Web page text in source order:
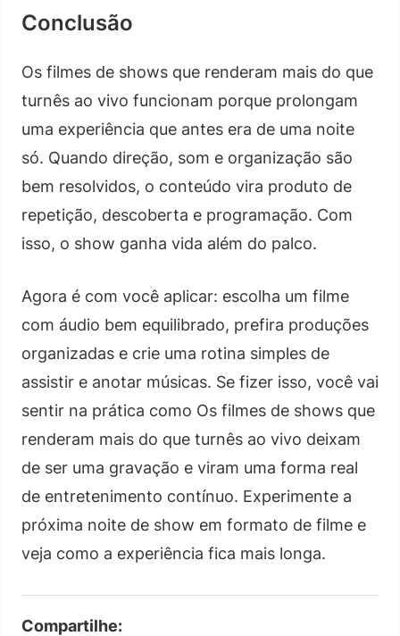
Conclusão
Os filmes de shows que renderam mais do que
turnês ao vivo funcionam porque prolongam
uma experiência que antes era de uma noite
só. Quando direção, som e organização são
bem resolvidos, o conteúdo vira produto de
repetição, descoberta e programação. Com
isso, o show ganha vida além do palco.
Agora é com você aplicar: escolha um filme
com áudio bem equilibrado, prefira produções
organizadas e crie uma rotina simples de
assistir e anotar músicas. Se fizer isso, você vai
sentir na prática como Os filmes de shows que
renderam mais do que turnês ao vivo deixam
de ser uma gravação e viram uma forma real
de entretenimento contínuo. Experimente a
próxima noite de show em formato de filme e
veja como a experiência fica mais longa.
Compartilhe: